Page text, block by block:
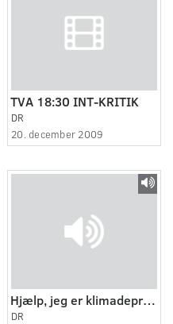
TVA 18:30 INT-KRITIK
DR
20. december 2009
Hjælp, jeg er klimadeprimeret
DR